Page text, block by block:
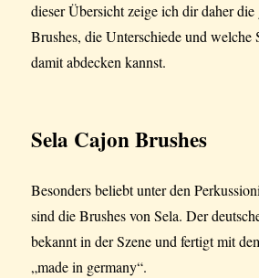
dieser Übersicht zeige ich dir daher
Brushes, die Unterschiede und welche
damit abdecken kannst.
Sela Cajon Brushes
Besonders beliebt unter den
sind die Brushes von Sela. Der
bekannt in der Szene und fertigt mit
„made in germany“.